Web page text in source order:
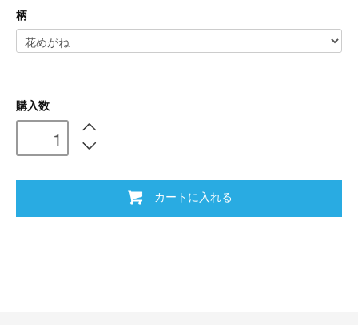
柄
購入数
カートに入れる